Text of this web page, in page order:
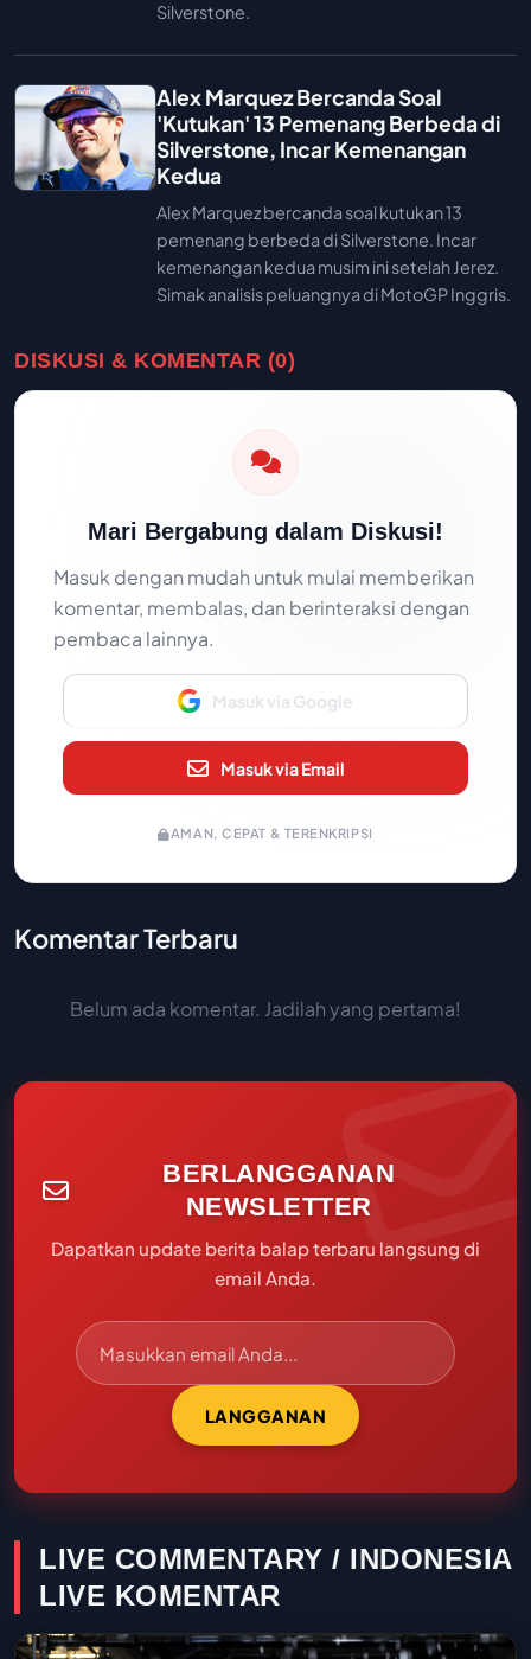
Silverstone.
Alex Marquez Bercanda Soal
'Kutukan' 13 Pemenang Berbeda di
Silverstone, Incar Kemenangan
Kedua
Alex Marquez bercanda soal kutukan 13
pemenang berbeda di Silverstone. Incar
kemenangan kedua musim ini setelah Jerez.
Simak analisis peluangnya di MotoGP Inggris.
DISKUSI & KOMENTAR (0)
Mari Bergabung dalam Diskusi!
Masuk dengan mudah untuk mulai memberikan
komentar, membalas, dan berinteraksi dengan
pembaca lainnya.
Masuk via Google
Masuk via Email
AMAN, CEPAT & TERENKRIPSI
Komentar Terbaru
Belum ada komentar. Jadilah yang pertama!
BERLANGGANAN
NEWSLETTER
Dapatkan update berita balap terbaru langsung di
email Anda.
LANGGANAN
LIVE COMMENTARY / INDONESIA
LIVE KOMENTAR